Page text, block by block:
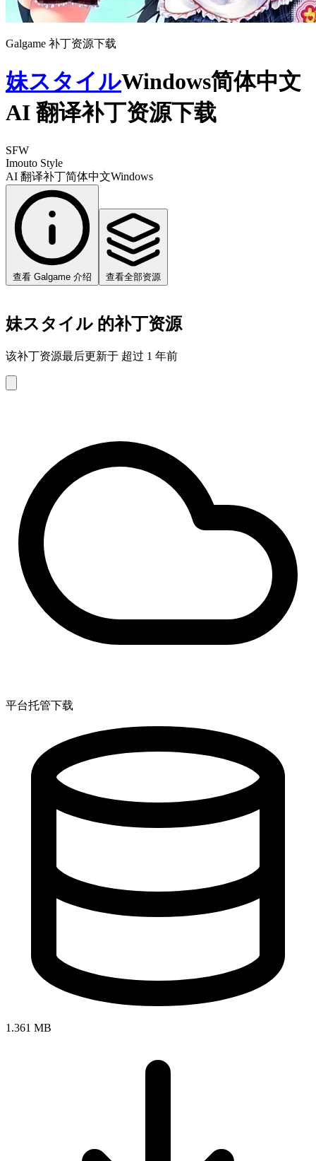
Galgame 补丁资源下载
妹スタイルWindows简体中文
AI 翻译补丁资源下载
SFW
Imouto Style
AI 翻译补丁简体中文Windows
查看 Galgame 介绍 查看全部资源
妹スタイル 的补丁资源
该补丁资源最后更新于 超过 1 年前
平台托管下载
1.361 MB